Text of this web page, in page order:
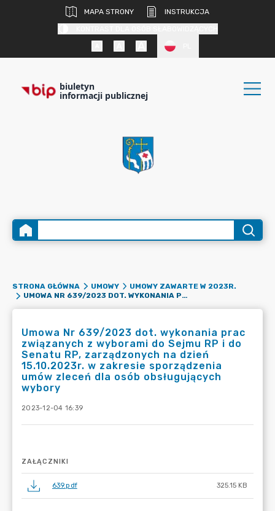
MAPA STRONY
INSTRUKCJA
biuletyn
informacji publicznej
STRONA GŁÓWNA UMOWY
UMOWY ZAWARTE W 2023R.
UMOWA NR 639/2023 DOT. WYKONANIA PRAC ZWIĄZANYCH Z WYBORAMI DO SEJMU RP I DO SENATU RP, ZARZĄDZONYCH NA DZIEŃ 15.10.2023R. W ZAKRESIE SPORZĄDZENIA UMÓW ZLECEŃ DLA OSÓB OBSŁUGUJĄCYCH WYBORY
Umowa Nr 639/2023 dot. wykonania prac
związanych z wyborami do Sejmu RP i do
Senatu RP, zarządzonych na dzień
15.10.2023r. w zakresie sporządzenia
umów zleceń dla osób obsługujących
wybory
2023-12-04 16:39
ZAŁĄCZNIKI
639.pdf 325.15 KB